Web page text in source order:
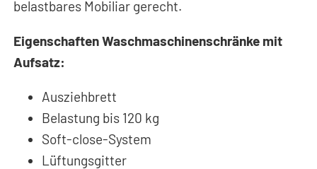
belastbares Mobiliar gerecht.
Eigenschaften Waschmaschinenschränke mit
Aufsatz:
Ausziehbrett
Belastung bis 120 kg
Soft-close-System
Lüftungsgitter